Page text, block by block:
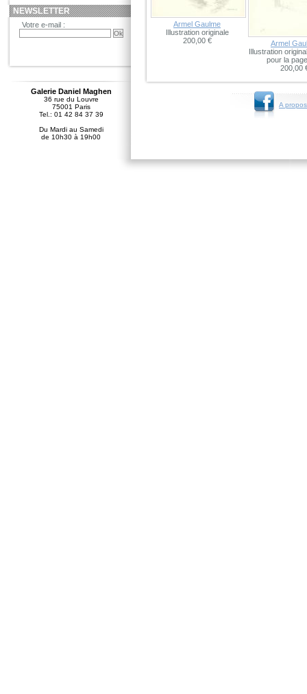
Armel Gaulme
Illustration originale
200,00 €
Armel
Illustration
pour la
200,00
A
NEWSLETTER
Votre e-mail :
Galerie Daniel Maghen
36 rue du Louvre
75001 Paris
Tel.: 01 42 84 37 39
Du Mardi au Samedi
de 10h30 à 19h00